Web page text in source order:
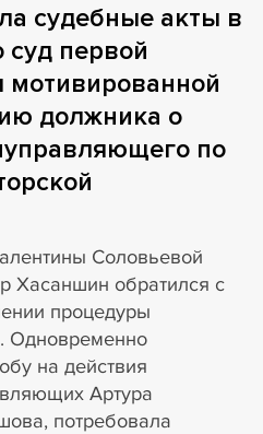
судебные акты в
суд первой
мотивированной
должника о
по
Соловьевой
Хасаншин обратился с
процедуры
Одновременно
на действия
Артура
потребовала